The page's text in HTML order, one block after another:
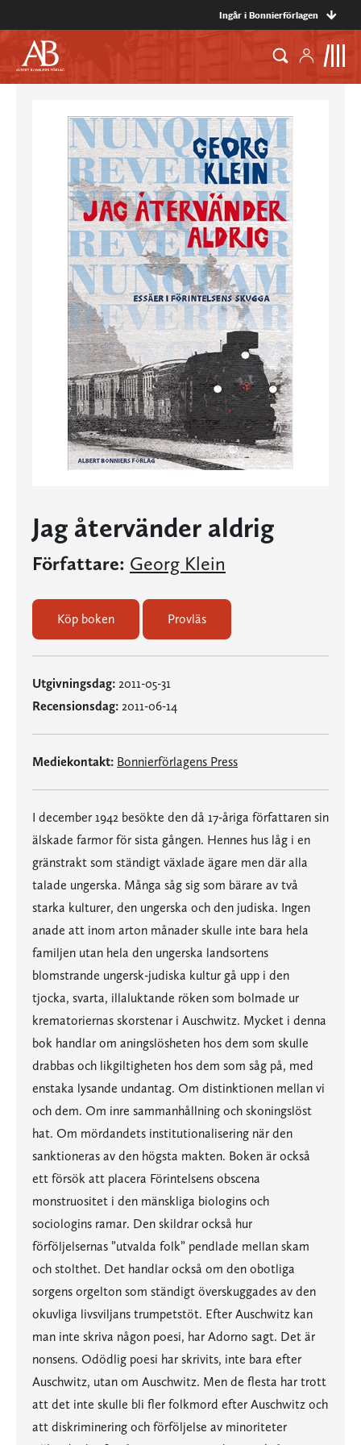
Ingår i Bonnierförlagen
Jag återvänder aldrig
Författare: Georg Klein
Köp boken Provläs
Utgivningsdag: 2011-05-31
Recensionsdag: 2011-06-14
Mediekontakt: Bonnierförlagens Press
I december 1942 besökte den då 17-åriga författaren sin
älskade farmor för sista gången. Hennes hus låg i en
gränstrakt som ständigt växlade ägare men där alla
talade ungerska. Många såg sig som bärare av två
starka kulturer, den ungerska och den judiska. Ingen
anade att inom arton månader skulle inte bara hela
familjen utan hela den ungerska landsortens
blomstrande ungersk-judiska kultur gå upp i den
tjocka, svarta, illaluktande röken som bolmade ur
krematoriernas skorstenar i Auschwitz. Mycket i denna
bok handlar om aningslösheten hos dem som skulle
drabbas och likgiltigheten hos dem som såg på, med
enstaka lysande undantag. Om distinktionen mellan vi
och dem. Om inre sammanhållning och skoningslöst
hat. Om mördandets institutionalisering när den
sanktioneras av den högsta makten. Boken är också
ett försök att placera Förintelsens obscena
monstruositet i den mänskliga biologins och
sociologins ramar. Den skildrar också hur
förföljelsernas ”utvalda folk” pendlade mellan skam
och stolthet. Det handlar också om den obotliga
sorgens orgelton som ständigt överskuggades av den
okuvliga livsviljans trumpetstöt. Efter Auschwitz kan
man inte skriva någon poesi, har Adorno sagt. Det är
nonsens. Odödlig poesi har skrivits, inte bara efter
Auschwitz, utan om Auschwitz. Men de flesta har trott
att det inte skulle bli fler folkmord efter Auschwitz och
att diskriminering och förföljelse av minoriteter